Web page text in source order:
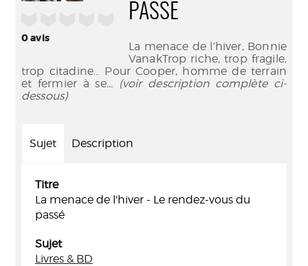
0avis
PASSÉ
La menace de l’hiver, Bonnie
VanakTrop riche, trop fragile,
trop citadine… Pour Cooper, homme de terrain
et fermier à se... (voir description complète ci-
dessous)
Sujet Description
Titre
La menace de l'hiver - Le rendez-vous du
passé
Sujet
Livres & BD